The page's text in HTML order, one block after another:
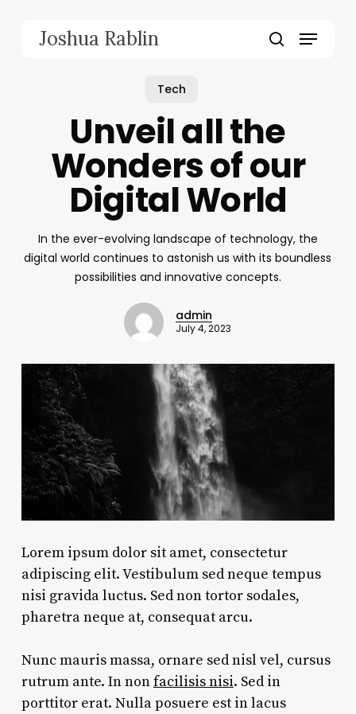
Joshua Rablin Menu
Tech
Unveil all the
Wonders of our
Digital World
In the ever-evolving landscape of technology, the
digital world continues to astonish us with its boundless
possibilities and innovative concepts.
admin
July 4, 2023
Lorem ipsum dolor sit amet, consectetur
adipiscing elit. Vestibulum sed neque tempus
nisi gravida luctus. Sed non tortor sodales,
pharetra neque at, consequat arcu.
Nunc mauris massa, ornare sed nisl vel, cursus
rutrum ante. In nonfacilisis nisi. Sed in
porttitor erat. Nulla posuere est in lacus